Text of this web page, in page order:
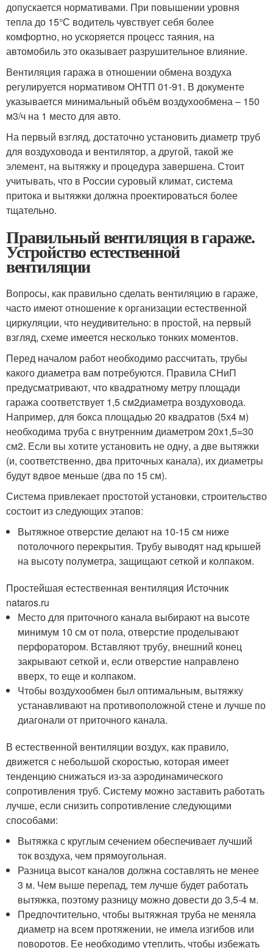
допускается нормативами. При повышении уровня
тепла до 15°С водитель чувствует себя более
комфортно, но ускоряется процесс таяния, на
автомобиль это оказывает разрушительное влияние.
Вентиляция гаража в отношении обмена воздуха
регулируется нормативом ОНТП 01-91. В документе
указывается минимальный объём воздухообмена – 150
м3/ч на 1 место для авто.
На первый взгляд, достаточно установить диаметр труб
для воздуховода и вентилятор, а другой, такой же
элемент, на вытяжку и процедура завершена. Стоит
учитывать, что в России суровый климат, система
притока и вытяжки должна проектироваться более
тщательно.
Правильный вентиляция в гараже.
Устройство естественной
вентиляции
Вопросы, как правильно сделать вентиляцию в гараже,
часто имеют отношение к организации естественной
циркуляции, что неудивительно: в простой, на первый
взгляд, схеме имеется несколько тонких моментов.
Перед началом работ необходимо рассчитать, трубы
какого диаметра вам потребуются. Правила СНиП
предусматривают, что квадратному метру площади
гаража соответствует 1,5 см2диаметра воздуховода.
Например, для бокса площадью 20 квадратов (5х4 м)
необходима труба с внутренним диаметром 20х1,5=30
см2. Если вы хотите установить не одну, а две вытяжки
(и, соответственно, два приточных канала), их диаметры
будут вдвое меньше (два по 15 см).
Система привлекает простотой установки, строительство
состоит из следующих этапов:
Вытяжное отверстие делают на 10-15 см ниже
потолочного перекрытия. Трубу выводят над крышей
на высоту полуметра, защищают сеткой и колпаком.
Простейшая естественная вентиляция Источник
nataros.ru
Место для приточного канала выбирают на высоте
минимум 10 см от пола, отверстие проделывают
перфоратором. Вставляют трубу, внешний конец
закрывают сеткой и, если отверстие направлено
вверх, то еще и колпаком.
Чтобы воздухообмен был оптимальным, вытяжку
устанавливают на противоположной стене и лучше по
диагонали от приточного канала.
В естественной вентиляции воздух, как правило,
движется с небольшой скоростью, которая имеет
тенденцию снижаться из-за аэродинамического
сопротивления труб. Систему можно заставить работать
лучше, если снизить сопротивление следующими
способами:
Вытяжка с круглым сечением обеспечивает лучший
ток воздуха, чем прямоугольная.
Разница высот каналов должна составлять не менее
3 м. Чем выше перепад, тем лучше будет работать
вытяжка, поэтому разницу можно довести до 3,5-4 м.
Предпочтительно, чтобы вытяжная труба не меняла
диаметр на всем протяжении, не имела изгибов или
поворотов. Ее необходимо утеплить, чтобы избежать